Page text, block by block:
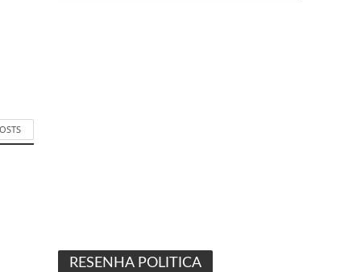
RESENHA POLITICA